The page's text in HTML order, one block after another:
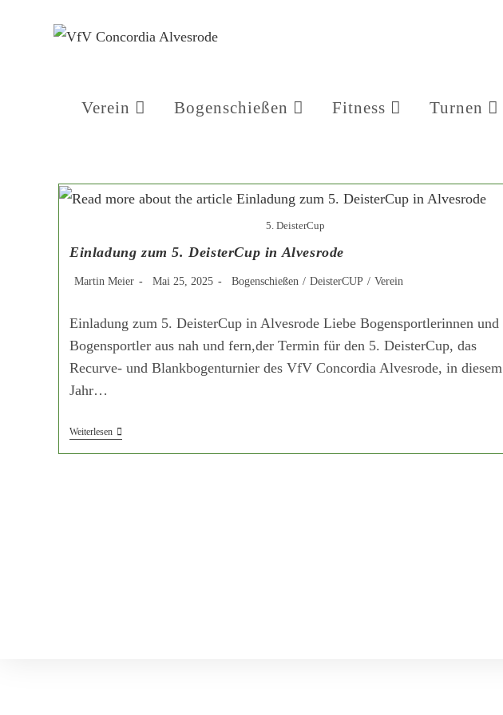
Verein Bogenschießen Fitness Turnen
5. DeisterCup
Einladung zum 5. DeisterCup in Alvesrode
Martin Meier Mai 25, 2025 Bogenschießen / DeisterCUP / Verein
Einladung zum 5. DeisterCup in Alvesrode Liebe Bogensportlerinnen und
Bogensportler aus nah und fern,der Termin für den 5. DeisterCup, das
Recurve- und Blankbogenturnier des VfV Concordia Alvesrode, in diesem
Jahr…
Weiterlesen